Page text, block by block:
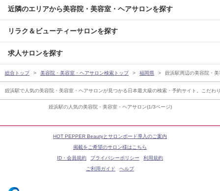
姪浜駅の人気の美容院・美容室・ヘアサロン(1/3ページ)
近隣のエリアから美容院・美容室・ヘアサロンを探す
リラク＆ビューティーサロンを探す
求人サロンを探す
総合トップ 美容院・美容室・ヘアサロン検索トップ 福岡県 姪浜駅周辺の美容院・
姪浜駅で人気の美容院・美容室・ヘアサロンが見つかる日本最大級の検索・予約サイト。こだ
HOT PEPPER Beautyとサロンボード導入のご案内
掲載をご希望のサロン様はこちら
ID・会員規約
プライバシーポリシー
利用規約
ご利用ガイド
ヘルプ